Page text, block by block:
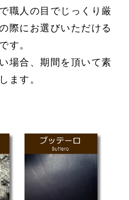
職人の目でじっくり厳
際にお選びいただける
す。
場合、期間を頂いて素
ます。